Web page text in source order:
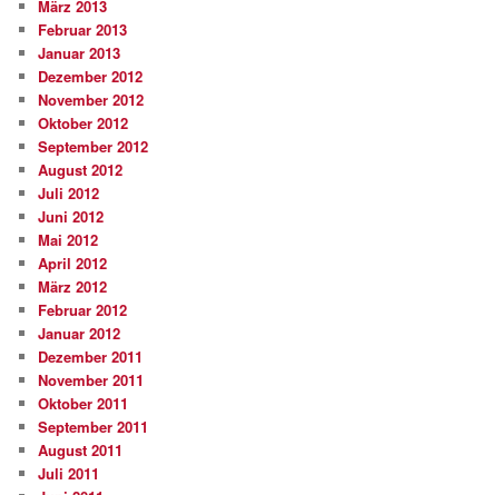
März 2013
Februar 2013
Januar 2013
Dezember 2012
November 2012
Oktober 2012
September 2012
August 2012
Juli 2012
Juni 2012
Mai 2012
April 2012
März 2012
Februar 2012
Januar 2012
Dezember 2011
November 2011
Oktober 2011
September 2011
August 2011
Juli 2011